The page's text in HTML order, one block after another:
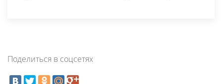
Поделиться в соцсетях